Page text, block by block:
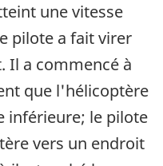
une vitesse
pilote a fait virer
Il a commencé à
que l'hélicoptère
inférieure; le pilote
vers un endroit